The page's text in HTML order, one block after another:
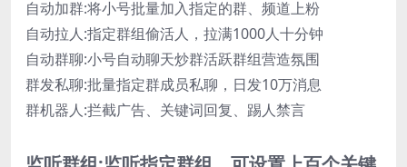
自动加群:将小号批量加入指定的群、频道上粉
自动拉人:指定群组偷活人，拉满1000人十分钟
自动群聊:小号自动聊天炒群活跃群组营造氛围
群发私聊:批量指定群成员私聊，日发10万消息
群机器人:拦截广告、关键词回复、踢人禁言